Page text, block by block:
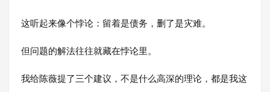
这听起来像个悖论：留着是债务，删了是灾难。
但问题的解法往往就藏在悖论里。
我给陈薇提了三个建议，不是什么高深的理论，都是我这